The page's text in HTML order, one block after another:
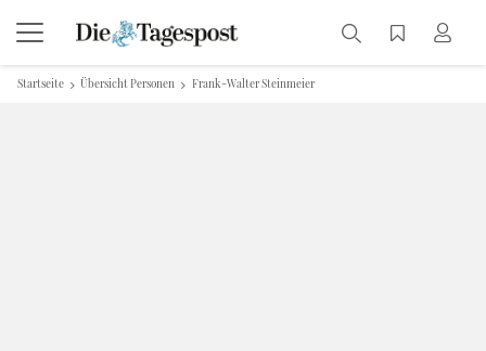
Startseite Übersicht Personen Frank-Walter Steinmeier